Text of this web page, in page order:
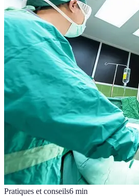
Pratiques et conseils6 min